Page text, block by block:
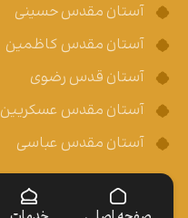
آستان مقدس حسینی
آستان مقدس کاظمین
آستان قدس رضوی
آستان مقدس عسکریین
آستان مقدس عباسی